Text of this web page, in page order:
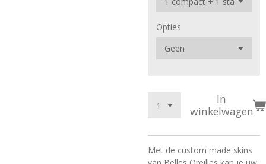
Opties
In
winkelwagen
Met de custom made skins